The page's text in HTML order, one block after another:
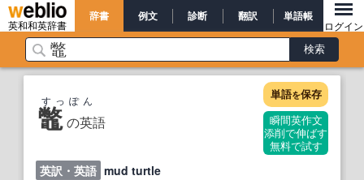
英和和英辞書
辞書 例文 診断 翻訳 単語帳
ログイン
鼈 の英語
すっぽん 単語を保存
瞬間英作文
添削で伸ばす
無料で試す
英訳・英語 mud turtle